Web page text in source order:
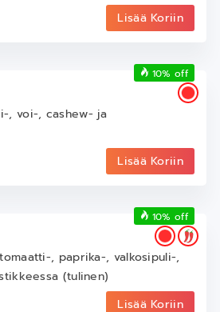
Lisää Koriin
, voi-, cashew- ja
Lisää Koriin
10% off
, paprika-, valkosipuli-,
(tulinen)
Lisää Koriin
10% off